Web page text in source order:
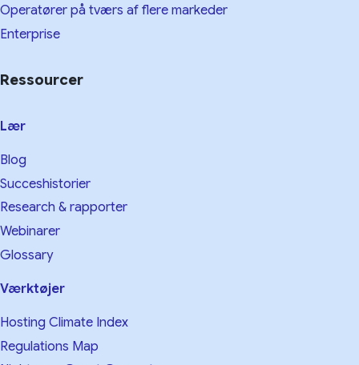
Operatører på tværs af flere markeder
Enterprise
Ressourcer
Lær
Blog
Succeshistorier
Research & rapporter
Webinarer
Glossary
Værktøjer
Hosting Climate Index
Regulations Map